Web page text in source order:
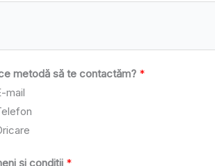
metodă să te contactăm? *
mail
și condiții *